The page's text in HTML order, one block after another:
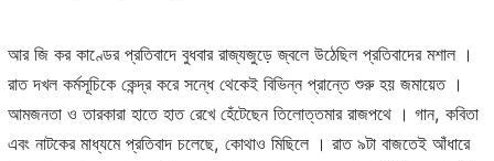
আর জি কর কাণ্ডের প্রতিবাদে বুধবার রাজ্যজুড়ে জ্বলে উঠেছিল প্রতিবাদের মশাল ।
রাত দখল কর্মসূচিকে কেন্দ্র করে সন্ধে থেকেই বিভিন্ন প্রান্তে শুরু হয় জমায়েত ।
আমজনতা ও তারকারা হাতে হাত রেখে হেঁটেছেন তিলোত্তমার রাজপথে । গান, কবিতা
এবং নাটকের মাধ্যমে প্রতিবাদ চলেছে, কোথাও মিছিলে । রাত ৯টা বাজতেই আঁধারে